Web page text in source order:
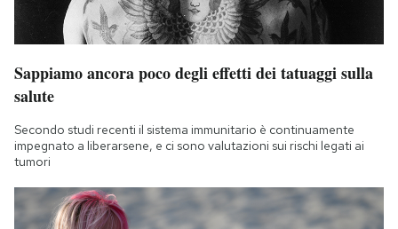
Esci
Sappiamo ancora poco degli effetti dei tatuaggi sulla
salute
Secondo studi recenti il sistema immunitario è continuamente
impegnato a liberarsene, e ci sono valutazioni sui rischi legati ai
tumori